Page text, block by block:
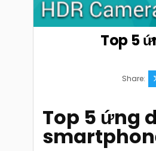
Top 5
Share:
Top 5 ứng